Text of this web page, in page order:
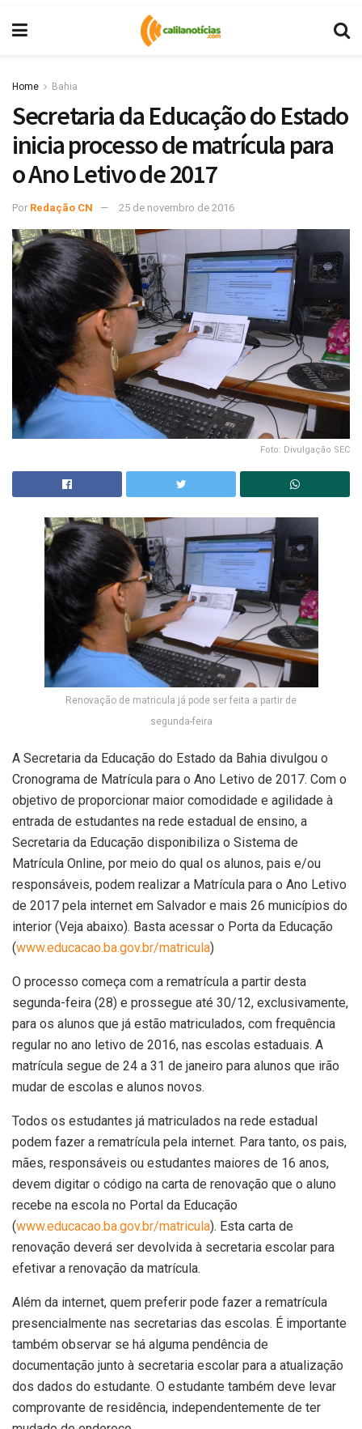
Home Bahia
Secretaria da Educação do Estado
inicia processo de matrícula para
o Ano Letivo de 2017
Por Redação CN 25 de novembro de 2016
Foto: Divulgação SEC
Renovação de matricula já pode ser feita a partir de
segunda-feira
A Secretaria da Educação do Estado da Bahia divulgou o
Cronograma de Matrícula para o Ano Letivo de 2017. Com o
objetivo de proporcionar maior comodidade e agilidade à
entrada de estudantes na rede estadual de ensino, a
Secretaria da Educação disponibiliza o Sistema de
Matrícula Online, por meio do qual os alunos, pais e/ou
responsáveis, podem realizar a Matrícula para o Ano Letivo
de 2017 pela internet em Salvador e mais 26 municípios do
interior (Veja abaixo). Basta acessar o Porta da Educação
(www.educacao.ba.gov.br/matricula)
O processo começa com a rematrícula a partir desta
segunda-feira (28) e prossegue até 30/12, exclusivamente,
para os alunos que já estão matriculados, com frequência
regular no ano letivo de 2016, nas escolas estaduais. A
matrícula segue de 24 a 31 de janeiro para alunos que irão
mudar de escolas e alunos novos.
Todos os estudantes já matriculados na rede estadual
podem fazer a rematrícula pela internet. Para tanto, os pais,
mães, responsáveis ou estudantes maiores de 16 anos,
devem digitar o código na carta de renovação que o aluno
recebe na escola no Portal da Educação
(www.educacao.ba.gov.br/matricula). Esta carta de
renovação deverá ser devolvida à secretaria escolar para
efetivar a renovação da matrícula.
Além da internet, quem preferir pode fazer a rematrícula
presencialmente nas secretarias das escolas. É importante
também observar se há alguma pendência de
documentação junto à secretaria escolar para a atualização
dos dados do estudante. O estudante também deve levar
comprovante de residência, independentemente de ter